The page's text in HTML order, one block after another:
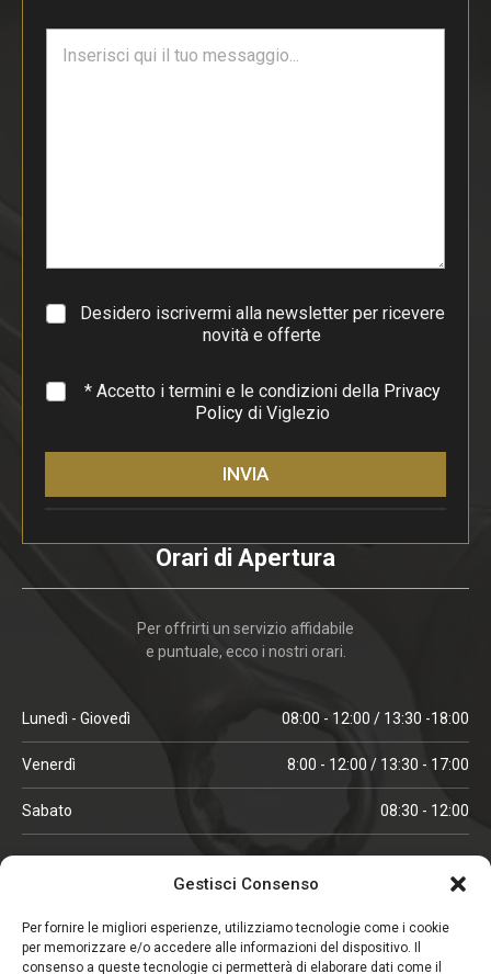
Gestisci Consenso
Per fornire le migliori esperienze, utilizziamo tecnologie come i cookie
per memorizzare e/o accedere alle informazioni del dispositivo. Il
consenso a queste tecnologie ci permetterà di elaborare dati come il
g
a
f
Desidero iscrivermi alla newsletter per ricevere
novità e offerte
* * Accetto i termini e le condizioni della Privacy
Policydi Viglezio
INVIA
Orari di Apertura
Per offrirti un servizio affidabile
e puntuale, ecco i nostri orari.
Lunedì - Giovedì 08:00 - 12:00 / 13:30 -18:00
Venerdì 8:00 - 12:00 / 13:30 - 17:00
Sabato 08:30 - 12:00
ORARI IN ALTA STAGIONE
Lunedì - Venerdì 08:00 - 12:00 / 13:30 -18:00